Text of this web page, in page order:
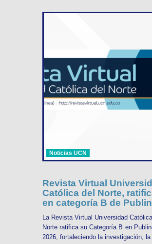
Noticias UCN
Revista Virtual
Católica del Norte,
en categoría B de
La Revista Virtual Universidad
Norte ratifica su Categoría B en
2026, fortaleciendo la investigación,